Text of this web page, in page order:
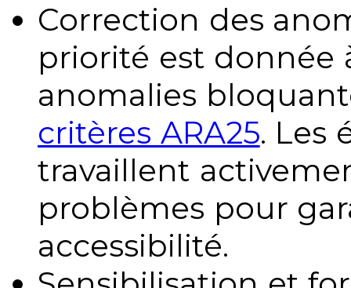
Correction des
priorité est donnée
anomalies
critères ARA25. Les
travaillent
problèmes pour
accessibilité.